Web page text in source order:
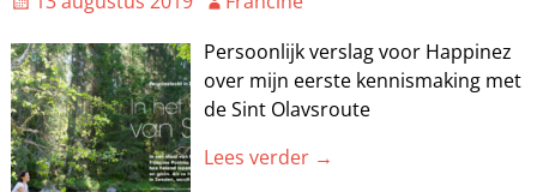
Persoonlijk verslag voor Happinez
over mijn eerste kennismaking met
de Sint Olavsroute
Lees verder →